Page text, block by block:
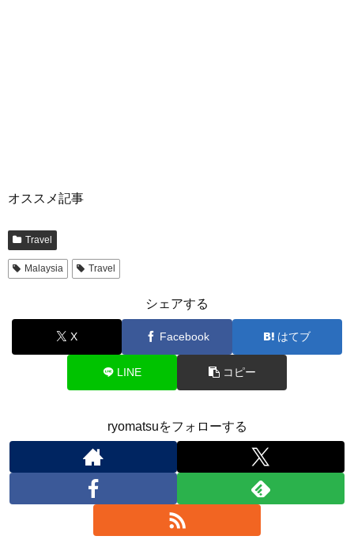
オススメ記事
Travel
Malaysia Travel
シェアする
X Facebook はてブ
LINE コピー
ryomatsuをフォローする